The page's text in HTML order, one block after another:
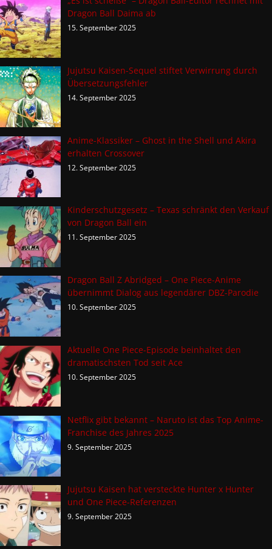
Dragon Ball Daima ab
15. September 2025
Jujutsu Kaisen-Sequel stiftet Verwirrung durch
Übersetzungsfehler
14. September 2025
Anime-Klassiker – Ghost in the Shell und Akira
erhalten Crossover
12. September 2025
Kinderschutzgesetz – Texas schränkt den Verkauf
von Dragon Ball ein
11. September 2025
Dragon Ball Z Abridged – One Piece-Anime
übernimmt Dialog aus legendärer DBZ-Parodie
10. September 2025
Aktuelle One Piece-Episode beinhaltet den
dramatischsten Tod seit Ace
10. September 2025
Netflix gibt bekannt – Naruto ist das Top Anime-
Franchise des Jahres 2025
9. September 2025
Jujutsu Kaisen hat versteckte Hunter x Hunter
und One Piece-Referenzen
9. September 2025